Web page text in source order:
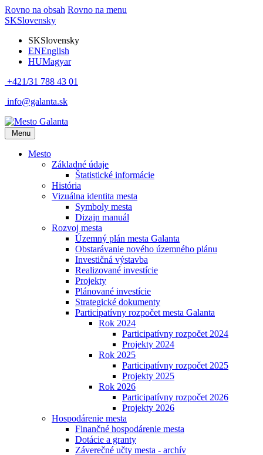
Rovno na obsah Rovno na menu
SKSlovensky
SKSlovensky
ENEnglish
HUMagyar
+421/31 788 43 01
info@galanta.sk
Menu
Mesto
Základné údaje
Štatistické informácie
História
Vizuálna identita mesta
Symboly mesta
Dizajn manuál
Rozvoj mesta
Územný plán mesta Galanta
Obstarávanie nového územného plánu
Investičná výstavba
Realizované investície
Projekty
Plánované investície
Strategické dokumenty
Participatívny rozpočet mesta Galanta
Rok 2024
Participatívny rozpočet 2024
Projekty 2024
Rok 2025
Participatívny rozpočet 2025
Projekty 2025
Rok 2026
Participatívny rozpočet 2026
Projekty 2026
Hospodárenie mesta
Finančné hospodárenie mesta
Dotácie a granty
Záverečné učty mesta - archív